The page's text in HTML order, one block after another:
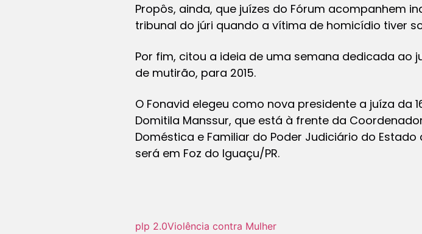
Propôs, ainda, que juízes do Fórum acompanhem
tribunal do júri quando a vítima de homicídio tiver
Por fim, citou a ideia de uma semana dedicada
de mutirão, para 2015.
O Fonavid elegeu como nova presidente a juíza da
Domitila Manssur, que está à frente da
Doméstica e Familiar do Poder Judiciário do
será em Foz do Iguaçu/PR.
plp 2.0Violência contra Mulher